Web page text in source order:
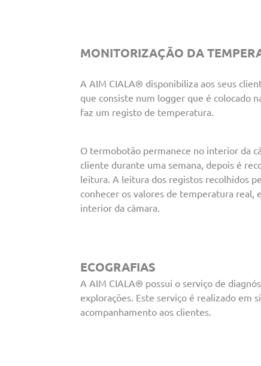
MONITORIZAÇÃO DA
A AIM CIALA® disponibiliza aos seus
que consiste num logger que é colocado
faz um registo de temperatura.
O termobotão permanece no interior da
cliente durante uma semana, depois é
leitura. A leitura dos registos recolhidos
conhecer os valores de temperatura real,
interior da câmara.
ECOGRAFIAS
A AIM CIALA® possui o serviço de
explorações. Este serviço é realizado em
acompanhamento aos clientes.